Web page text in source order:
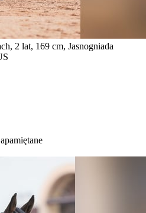
2 lat, 169 cm, Jasnogniada